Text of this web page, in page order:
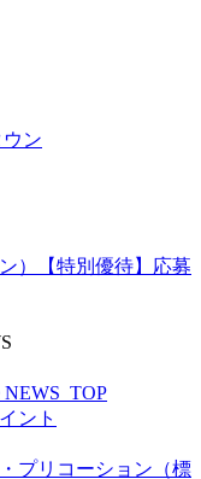
ン
）【特別優待】応募
ント
プリコーション（標